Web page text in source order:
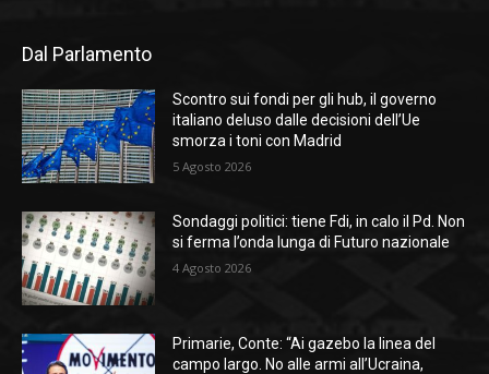
Dal Parlamento
Scontro sui fondi per gli hub, il governo
italiano deluso dalle decisioni dell’Ue
smorza i toni con Madrid
5 Agosto 2026
Sondaggi politici: tiene Fdi, in calo il Pd. Non
si ferma l’onda lunga di Futuro nazionale
4 Agosto 2026
Primarie, Conte: “Ai gazebo la linea del
campo largo. No alle armi all’Ucraina,